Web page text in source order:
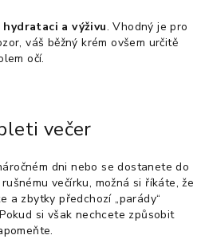
hydrataci a výživu. Vhodný je pro
váš běžný krém ovšem určitě
očí.
večer
dni nebo se dostanete do
večírku, možná si říkáte, že
a zbytky předchozí „parády“
si však nechcete způsobit